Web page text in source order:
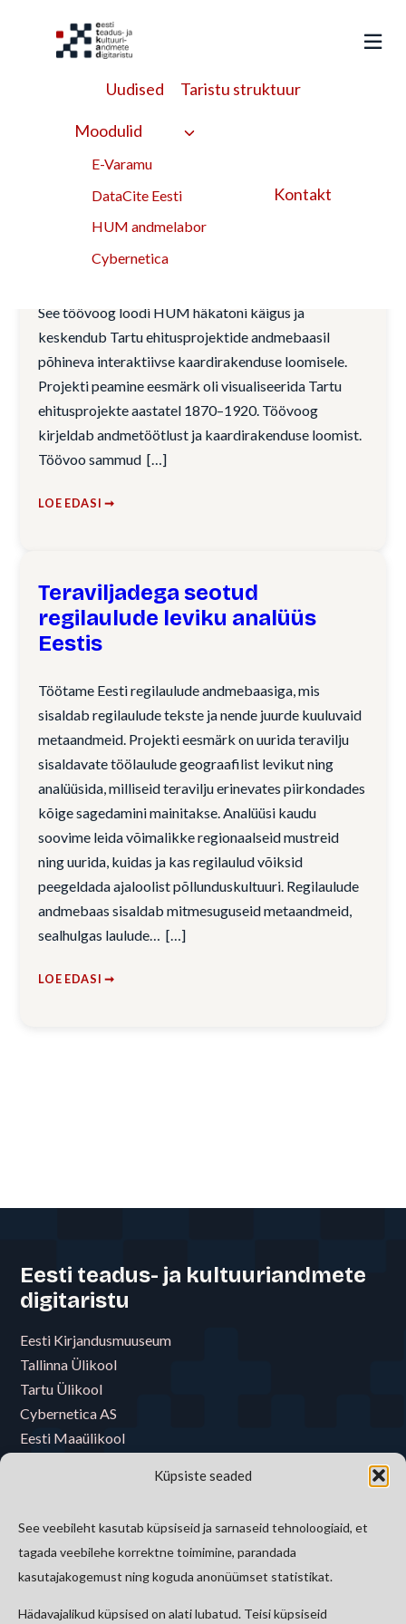
Küpsiste seaded
See veebileht kasutab küpsiseid ja sarnaseid tehnoloogiaid, et
tagada veebilehe korrektne toimimine, parandada
kasutajakogemust ning koguda anonüümset statistikat.
Hädavajalikud küpsised on alati lubatud. Teisi küpsiseid
Uudised Taristu struktuur
Moodulid
E-Varamu
DataCite Eesti
HUM andmelabor
Cybernetica
Kontakt
programmeerimine
Tartu ehitusprojektide
interaktiivne kaart
See töövoog loodi HUM häkatoni käigus ja
keskendub Tartu ehitusprojektide andmebaasil
põhineva interaktiivse kaardirakenduse loomisele.
Projekti peamine eesmärk oli visualiseerida Tartu
ehitusprojekte aastatel 1870–1920. Töövoog
kirjeldab andmetöötlust ja kaardirakenduse loomist.
Töövoo sammud
LOE EDASI ➞
Teraviljadega seotud
regilaulude leviku analüüs
Eestis
Töötame Eesti regilaulude andmebaasiga, mis
sisaldab regilaulude tekste ja nende juurde kuuluvaid
metaandmeid. Projekti eesmärk on uurida teravilju
sisaldavate töölaulude geograafilist levikut ning
analüüsida, milliseid teravilju erinevates piirkondades
kõige sagedamini mainitakse. Analüüsi kaudu
soovime leida võimalikke regionaalseid mustreid
ning uurida, kuidas ja kas regilaulud võiksid
peegeldada ajaloolist põllunduskultuuri. Regilaulude
andmebaas sisaldab mitmesuguseid metaandmeid,
sealhulgas laulude…
LOE EDASI ➞
Eesti teadus- ja kultuuriandmete
digitaristu
Eesti Kirjandusmuuseum
Tallinna Ülikool
Tartu Ülikool
Cybernetica AS
Eesti Maaülikool
Eesti Raamatukoguvõrgu Konsortsium
E-riigi Akadeemia Sihtasutus
Tallinna Tehnikaülikool